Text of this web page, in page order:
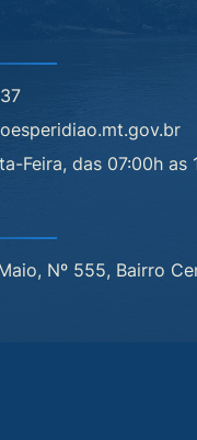
Feira, das 07:00h as
Nº 555, Bairro